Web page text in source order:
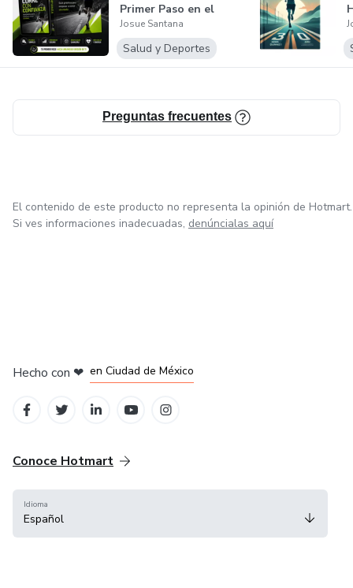
Primer Paso en el
Running
Josue Santana
Salud y Deportes
Preguntas frecuentes
El contenido de este producto no representa la opinión de Hotmart.
Si ves informaciones inadecuadas, denúncialas aquí
Hecho con ❤ en Ciudad de México
Conoce Hotmart
Idioma
Español